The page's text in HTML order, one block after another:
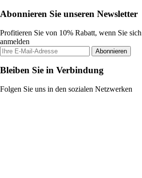
Abonnieren Sie unseren Newsletter
Profitieren Sie von 10% Rabatt, wenn Sie
anmelden
Abonnieren
Bleiben Sie in Verbindung
Folgen Sie uns in den sozialen Netzwerken